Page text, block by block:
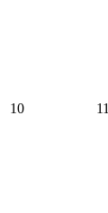
10 11